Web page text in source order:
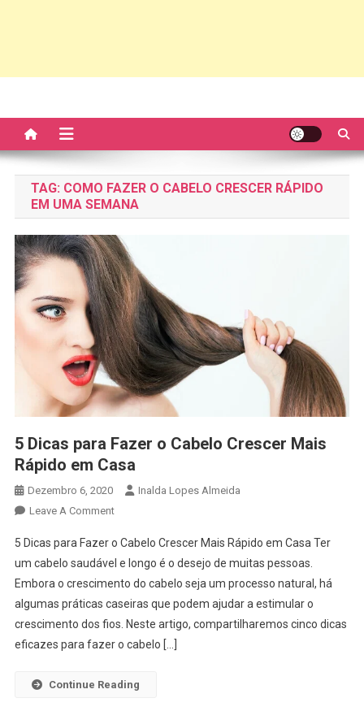
TAG: COMO FAZER O CABELO CRESCER RÁPIDO
EM UMA SEMANA
5 Dicas para Fazer o Cabelo Crescer Mais
Rápido em Casa
Dezembro 6, 2020
Inalda Lopes Almeida
Leave A CommentOn
Dicas
Para
Fazer
O
Cabelo
Crescer
Rápido
5 Dicas para Fazer o Cabelo Crescer Mais Rápido em Casa Ter
um cabelo saudável e longo é o desejo de muitas pessoas.
Embora o crescimento do cabelo seja um processo natural, há
algumas práticas caseiras que podem ajudar a estimular o
crescimento dos fios. Neste artigo, compartilharemos cinco dicas
eficazes para fazer o cabelo […]
Continue Reading